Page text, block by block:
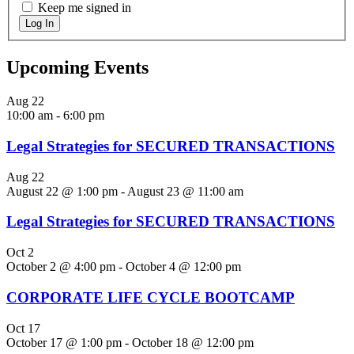
Keep me signed in
Log In
Upcoming Events
Aug 22
10:00 am - 6:00 pm
Legal Strategies for SECURED TRANSACTIONS
Aug 22
August 22 @ 1:00 pm - August 23 @ 11:00 am
Legal Strategies for SECURED TRANSACTIONS
Oct 2
October 2 @ 4:00 pm - October 4 @ 12:00 pm
CORPORATE LIFE CYCLE BOOTCAMP
Oct 17
October 17 @ 1:00 pm - October 18 @ 12:00 pm